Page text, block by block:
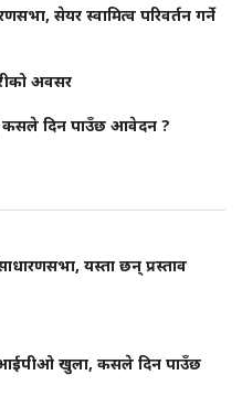
सेयर स्वामित्व परिवर्तन गर्ने
अवसर
कसले दिन पाउँछ आवेदन ?
यस्ता छन् प्रस्ताव
आईपीओ खुला, कसले दिन पाउँछ